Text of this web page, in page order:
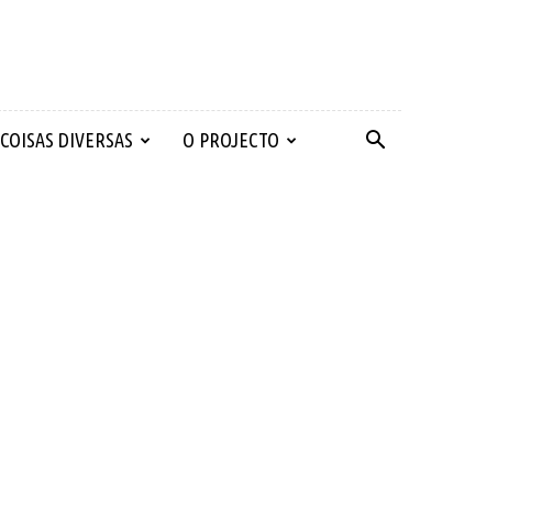
COISAS DIVERSAS O PROJECTO